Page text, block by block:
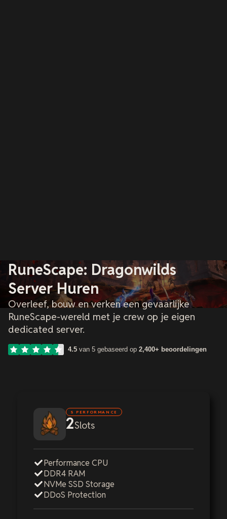
RuneScape: Dragonwilds
Server Huren
Overleef, bouw en verken een gevaarlijke
RuneScape-wereld met je crew op je eigen
dedicated server.
4.5 van 5 gebaseerd op 2,400+ beoordelingen
S PERFORMANCE
2Slots
Performance CPU
DDR4 RAM
NVMe SSD Storage
DDoS Protection